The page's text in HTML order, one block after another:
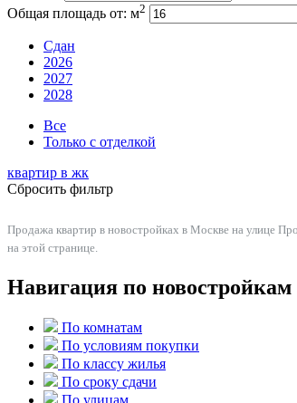
Общая площадь от: м2
Сдан
2026
2027
2028
Все
Только с отделкой
квартир в жк
Сбросить фильтр
Продажа квартир в новостройках в Москве на улице
на этой странице.
Навигация по новостройкам
По комнатам
По условиям покупки
По классу жилья
По сроку сдачи
По улицам